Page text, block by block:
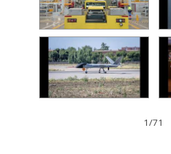
1/71